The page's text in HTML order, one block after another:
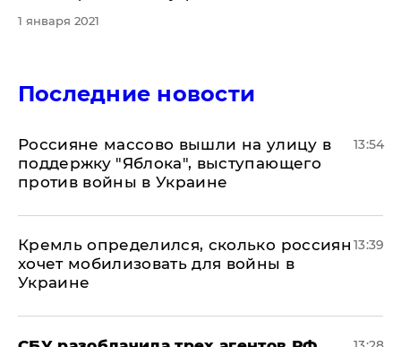
1 января 2021
Последние новости
Россияне массово вышли на улицу в
поддержку "Яблока", выступающего
против войны в Украине
13:54
Кремль определился, сколько россиян
хочет мобилизовать для войны в
Украине
13:39